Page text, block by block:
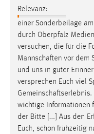
Relevanz:
einer Sonderbeilage
durch Oberpfalz
versuchen, die für die
Mannschaften vor dem
und uns in guter
versprechen Euch viel
Gemeinschaftserlebnis.
wichtige Informationen
der Bitte [...] Aus den
Euch, schon frühzeitig